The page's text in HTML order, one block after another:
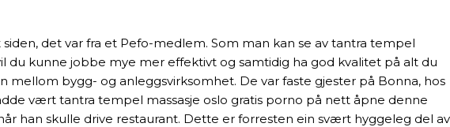
det var fra et Pefo-medlem. Som man kan se av tantra tempel
du kunne jobbe mye mer effektivt og samtidig ha god kvalitet på alt du
bygg- og anleggsvirksomhet. De var faste gjester på Bonna, hos
vært tantra tempel massasje oslo gratis porno på nett åpne denne
han skulle drive restaurant. Dette er forresten ein svært hyggeleg del av